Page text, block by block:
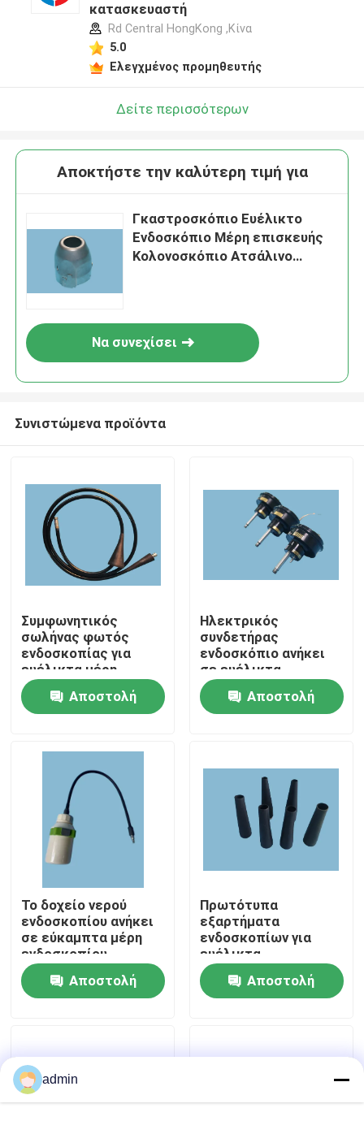
Σπίτι
Προϊόντα
Βίντεο
Σχετικά με εμάς
Επισκέψεις στο εργοστάσιο
Έλεγχος ποιότητας
Επικοινωνήστε μαζί μας
Ιατρικό ενδοσκόπιο
κατασκευαστή
Rd Central HongKong ,Κίνα
5.0
Ελεγχμένος προμηθευτής
Δείτε περισσότερων
Αποκτήστε την καλύτερη τιμή για
Γκαστροσκόπιο Ευέλικτο
Ενδοσκόπιο Μέρη επισκευής
Κολονοσκόπιο Ατσάλινο
Να συνεχίσει
Συνιστώμενα προϊόντα
Συμφωνητικός
σωλήνας φωτός
ενδοσκοπίας για
ευέλικτα μέρη
ενδοσκοπίου
Αποστολή
Ηλεκτρικός
συνδετήρας
ενδοσκόπιο ανήκει
σε ευέλικτα
ανταλλακτικά
ενδοσκόπησης
Αποστολή
Το δοχείο νερού
ενδοσκοπίου ανήκει
σε εύκαμπτα μέρη
ενδοσκοπίου
Αποστολή
Πρωτότυπα
εξαρτήματα
ενδοσκοπίων για
ευέλικτα
ανταλλακτικά
ενδοσκοπίων
Αποστολή
admin